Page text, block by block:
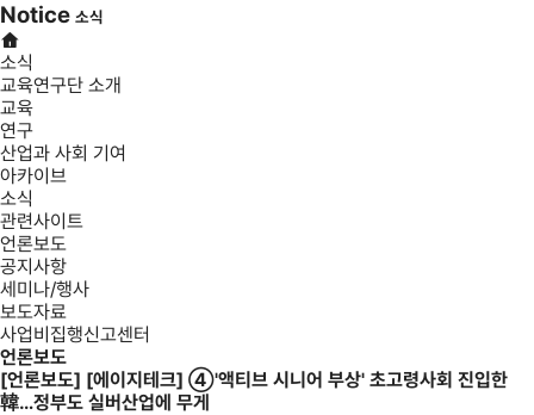
Notice 소식
소식
교육연구단 소개
교육
연구
산업과 사회 기여
아카이브
소식
관련사이트
언론보도
공지사항
세미나/행사
보도자료
사업비집행신고센터
언론보도
[언론보도] [에이지테크] ④'액티브 시니어 부상' 초고령사회 진입한
韓…정부도 실버산업에 무게